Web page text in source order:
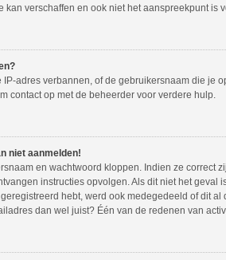
kan verschaffen en ook niet het aanspreekpunt is
adres verbannen, of de gebruikersnaam die je
contact op met de beheerder voor verdere hulp.
niet aanmelden!
en wachtwoord kloppen. Indien ze correct
instructies opvolgen. Als dit niet het
hebt, werd ook medegedeeld of dit
dan wel juist? Één van de redenen van